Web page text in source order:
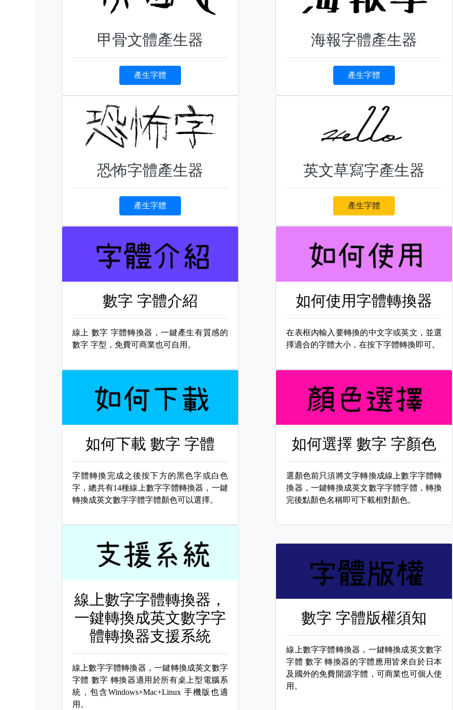
甲骨文體產生器
產生字體
海報字體產生器
產生字體
恐怖字體產生器
產生字體
英文草寫字產生器
產生字體
數字 字體介紹
線上 數字 字體轉換器，一鍵產生有質感的
數字 字型，免費可商業也可自用。
如何使用字體轉換器
在表框內輸入要轉換的中文字或英文，並選
擇適合的字體大小，在按下字體轉換即可。
如何下載 數字 字體
字體轉換完成之後按下方的黑色字或白色
字，總共有14種線上數字字體轉換器，一鍵
轉換成英文數字字體字體顏色可以選擇。
如何選擇數字 字顏色
選顏色前只須將文字轉換成線上數字字體轉
換器，一鍵轉換成英文數字字體字體，轉換
完後點顏色名稱即可下載相對顏色。
線上數字字體轉換器，
一鍵轉換成英文數字字
體轉換器支援系統
線上數字字體轉換器，一鍵轉換成英文數字
字體 數字 轉換器適用於所有桌上型電腦系
統，包含Windows+Mac+Linux 手機版也適
用。
數字 字體版權須知
線上數字字體轉換器，一鍵轉換成英文數字
字體數字 轉換器的字體應用皆來自於日本
及國外的免費開源字體，可商業也可個人使
用。